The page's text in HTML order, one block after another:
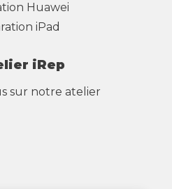
Huawei
iPad
iRep
sur notre atelier